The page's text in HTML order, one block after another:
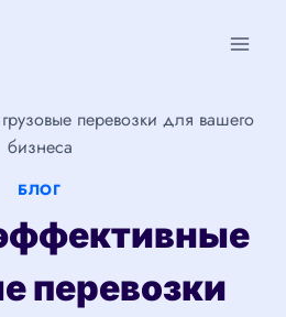
перевозки для вашего
бизнеса
БЛОГ
перевозки